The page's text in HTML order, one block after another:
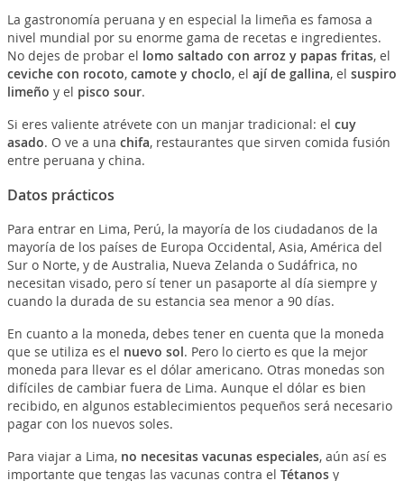
La gastronomía peruana y en especial la limeña es famosa a
nivel mundial por su enorme gama de recetas e ingredientes.
No dejes de probar el lomo saltado con arroz y papas fritas, el
ceviche con rocoto, camote y choclo, el ají de gallina, el suspiro
limeño y el pisco sour.
Si eres valiente atrévete con un manjar tradicional: el cuy
asado. O ve a una chifa, restaurantes que sirven comida fusión
entre peruana y china.
Datos prácticos
Para entrar en Lima, Perú, la mayoría de los ciudadanos de la
mayoría de los países de Europa Occidental, Asia, América del
Sur o Norte, y de Australia, Nueva Zelanda o Sudáfrica, no
necesitan visado, pero sí tener un pasaporte al día siempre y
cuando la durada de su estancia sea menor a 90 días.
En cuanto a la moneda, debes tener en cuenta que la moneda
que se utiliza es el nuevo sol. Pero lo cierto es que la mejor
moneda para llevar es el dólar americano. Otras monedas son
difíciles de cambiar fuera de Lima. Aunque el dólar es bien
recibido, en algunos establecimientos pequeños será necesario
pagar con los nuevos soles.
Para viajar a Lima, no necesitas vacunas especiales, aún así es
importante que tengas las vacunas contra el Tétanosy